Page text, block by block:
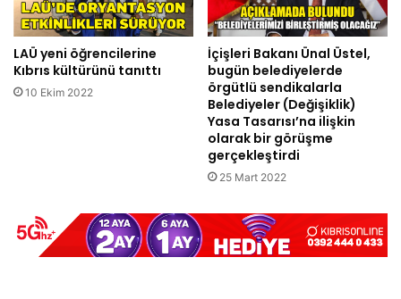
LAÜ yeni öğrencilerine
Kıbrıs kültürünü tanıttı
10 Ekim 2022
İçişleri Bakanı Ünal Üstel,
bugün belediyelerde
örgütlü sendikalarla
Belediyeler (Değişiklik)
Yasa Tasarısı’na ilişkin
olarak bir görüşme
gerçekleştirdi
25 Mart 2022